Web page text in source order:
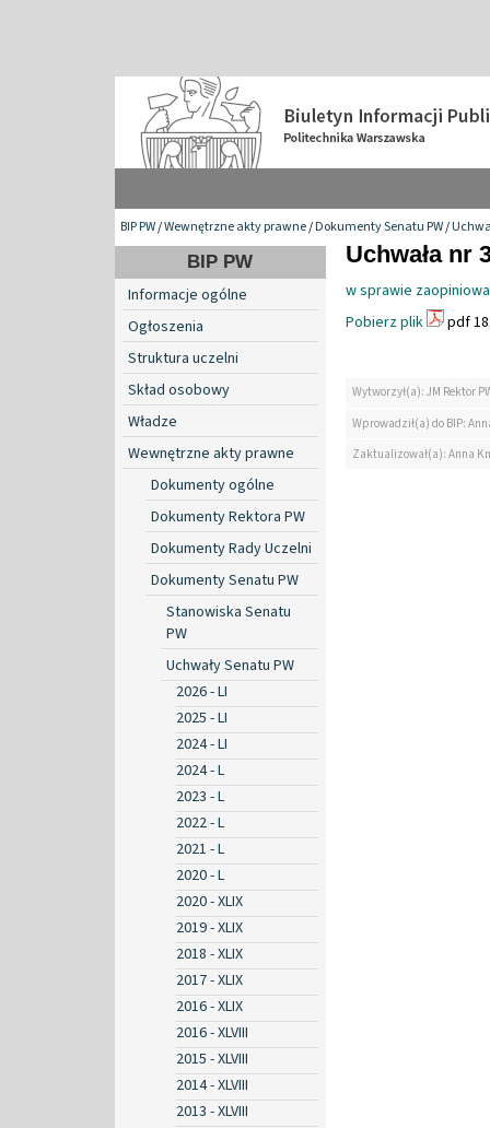
BIP PW/Wewnętrzne akty prawne/Dokumenty Senatu PW/
BIP PW
Informacje ogólne
Ogłoszenia
Struktura uczelni
Skład osobowy
Władze
Wewnętrzne akty prawne
Dokumenty ogólne
Dokumenty Rektora PW
Dokumenty Rady Uczelni
Dokumenty Senatu PW
Stanowiska Senatu
PW
Uchwały Senatu PW
2026 - LI
2025 - LI
2024 - LI
2024 - L
2023 - L
2022 - L
2021 - L
2020 - L
2020 - XLIX
2019 - XLIX
2018 - XLIX
2017 - XLIX
2016 - XLIX
2016 - XLVIII
2015 - XLVIII
2014 - XLVIII
2013 - XLVIII
Uchwała nr
w sprawie
Pobierz plik
pdf
Wytworzył(a): JM Rektor
Wprowadził(a) do BIP:
Zaktualizował(a): Anna